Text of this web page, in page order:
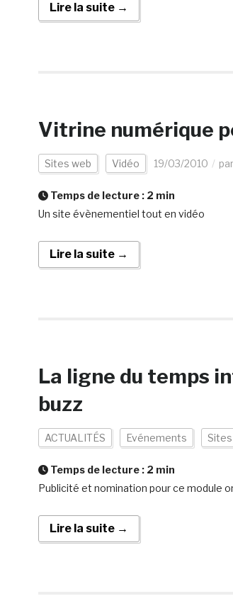
Lire la suite →
Vitrine numérique
Sites web Vidéo 19/03/2010 par
Temps de lecture : 2 min
Un site évènementiel tout en vidéo
Lire la suite →
La ligne du temps
buzz
ACTUALITÉS Evénements
Temps de lecture : 2 min
Publicité et nomination pour ce module
Lire la suite →